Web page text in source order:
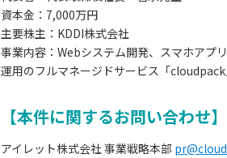
資本金：7,000万円
主要株主：KDDI株式会社
事業内容：Webシステム開発、スマホアプ
運用のフルマネージドサービス「
【本件に関するお問い合わせ】
アイレット株式会社 事業戦略本部